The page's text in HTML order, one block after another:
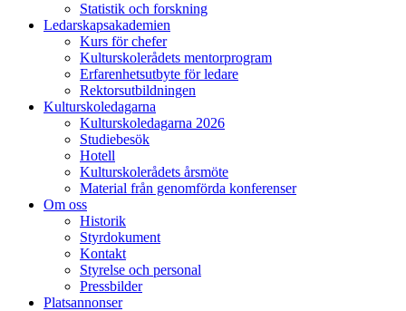
Statistik och forskning
Ledarskapsakademien
Kurs för chefer
Kulturskolerådets mentorprogram
Erfarenhetsutbyte för ledare
Rektorsutbildningen
Kulturskoledagarna
Kulturskoledagarna 2026
Studiebesök
Hotell
Kulturskolerådets årsmöte
Material från genomförda konferenser
Om oss
Historik
Styrdokument
Kontakt
Styrelse och personal
Pressbilder
Platsannonser